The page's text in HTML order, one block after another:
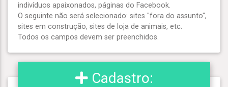
indivíduos apaixonados, páginas do Facebook.
O seguinte não será selecionado: sites "fora do assunto",
sites em construção, sites de loja de animais, etc.
Todos os campos devem ser preenchidos.
Cadastro: